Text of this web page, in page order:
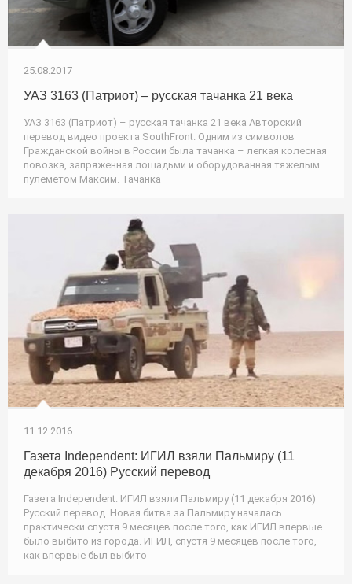
25.08.2017
УАЗ 3163 (Патриот) – русская тачанка 21 века
УАЗ 3163 (Патриот) – русская тачанка 21 века Авторский
перевод видео проекта SouthFront. Одним из символов
Гражданской войны в России была тачанка – легкая колесная
повозка, запряженная лошадьми и оборудованная тяжелым
пулеметом Максим. Тачанка
11.12.2016
Газета Independent: ИГИЛ взяли Пальмиру (11
декабря 2016) Русский перевод
Газета Independent: ИГИЛ взяли Пальмиру (11 декабря 2016)
Русский перевод. Новая битва за Пальмиру началась
практически спустя 9 месяцев после того, как ИГИЛ впервые
было выбито из города. ИГИЛ, спустя 9 месяцев после того,
как впервые был выбито